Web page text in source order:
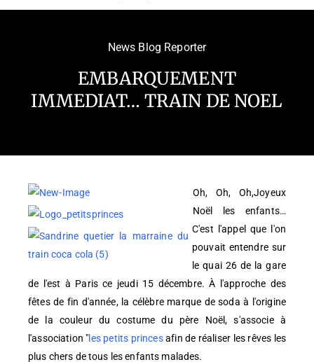
News Blog Reporter
EMBARQUEMENT
IMMEDIAT… TRAIN DE NOEL
Oh, Oh, Oh,Joyeux
Noël les enfants…
C'est l'appel que l'on
pouvait entendre sur
le quai 26 de la gare
de l'est à Paris ce jeudi 15 décembre. À l'approche des
fêtes de fin d'année, la célèbre marque de soda à l'origine
de la couleur du costume du père Noël, s'associe à
l'association " les petits princesafin de réaliser les rêves les
plus chers de tous les enfants malades.